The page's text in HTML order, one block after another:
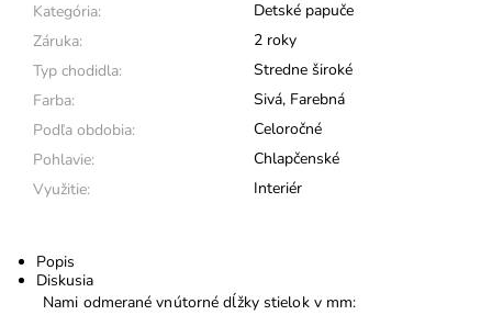
Kategória:
Detské papuče
Záruka:
2 roky
Typ chodidla:
Stredne široké
Farba:
Sivá, Farebná
Podľa obdobia:
Celoročné
Pohlavie:
Chlapčenské
Využitie:
Interiér
Popis
Diskusia
Nami odmerané vnútorné dĺžky stielok v mm: